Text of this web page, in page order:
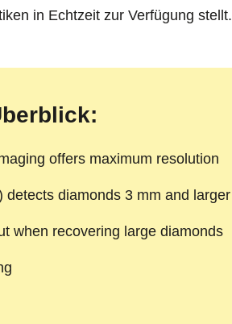
in Echtzeit zur Verfügung stellt.
offers maximum resolution
detects diamonds 3 mm and larger
when recovering large diamonds